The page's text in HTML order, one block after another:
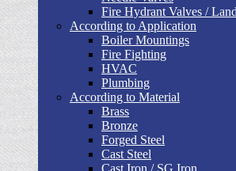
Fire Hydrant Valves /
According to Application
Boiler Mountings
Fire Fighting
HVAC
Plumbing
According to Material
Brass
Bronze
Forged Steel
Cast Steel
Cast Iron / SG Iron